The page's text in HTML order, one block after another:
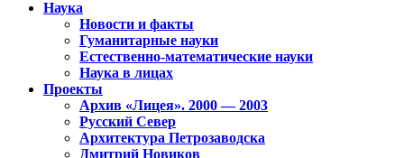
Наука
Новости и факты
Гуманитарные науки
Естественно-математические науки
Наука в лицах
Проекты
Архив «Лицея». 2000 — 2003
Русский Север
Архитектура Петрозаводска
Дмитрий Новиков